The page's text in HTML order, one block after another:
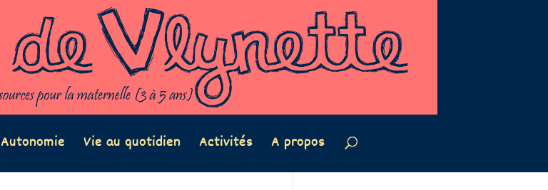
Autonomie Vie au quotidien Activités A propos